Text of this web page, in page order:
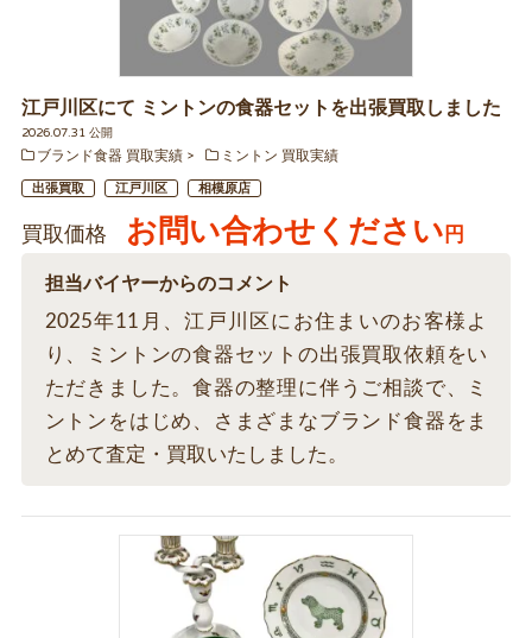
江戸川区にて ミントンの食器セットを出張買取しました
2026.07.31 公開
ブランド食器 買取実績
ミントン 買取実績
出張買取 江戸川区 相模原店
買取価格 お問い合わせください 円
担当バイヤーからのコメント
2025年11月、江戸川区にお住まいのお客様よ
り、ミントンの食器セットの出張買取依頼をい
ただきました。食器の整理に伴うご相談で、ミ
ントンをはじめ、さまざまなブランド食器をま
とめて査定・買取いたしました。